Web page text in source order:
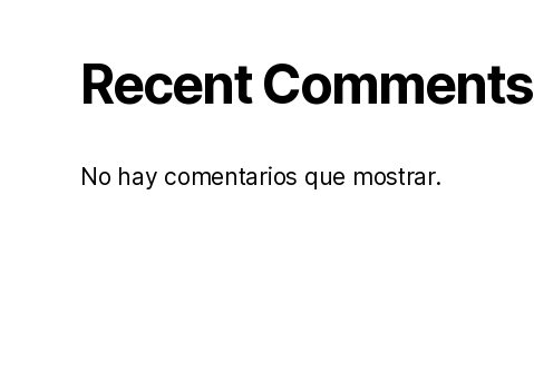
Recent Comments
No hay comentarios que mostrar.